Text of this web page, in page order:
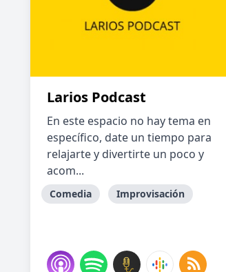
Larios Podcast
En este espacio no hay tema en
específico, date un tiempo para
relajarte y divertirte un poco y
acom...
Comedia Improvisación